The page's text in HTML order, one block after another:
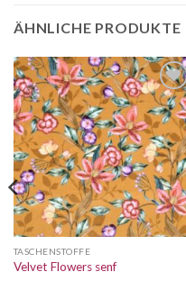
ÄHNLICHE PRODUKTE
Auf die
Wunschliste
TASCHENSTOFFE
Velvet Flowers senf